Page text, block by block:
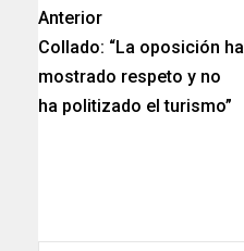
Anterior
Collado: “La oposición ha
mostrado respeto y no
ha politizado el turismo”